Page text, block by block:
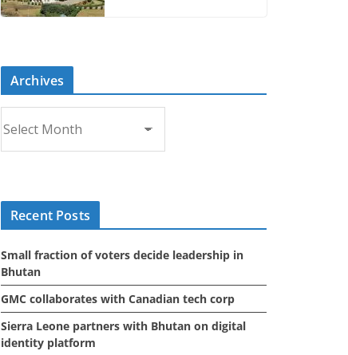
Archives
r
c
s
Recent Posts
Small fraction of voters decide leadership in
Bhutan
GMC collaborates with Canadian tech corp
Sierra Leone partners with Bhutan on digital
identity platform